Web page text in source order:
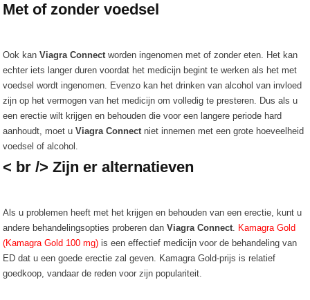
Met of zonder voedsel
Ook kanViagra Connectworden ingenomen met of zonder eten. Het kan
echter iets langer duren voordat het medicijn begint te werken als het met
voedsel wordt ingenomen. Evenzo kan het drinken van alcohol van invloed
zijn op het vermogen van het medicijn om volledig te presteren. Dus als u
een erectie wilt krijgen en behouden die voor een langere periode hard
aanhoudt, moet uViagra Connectniet innemen met een grote hoeveelheid
voedsel of alcohol.
< br /> Zijn er alternatieven
Als u problemen heeft met het krijgen en behouden van een erectie, kunt u
andere behandelingsopties proberen danViagra Connect. Kamagra Gold
(Kamagra Gold 100 mg) is een effectief medicijn voor de behandeling van
ED dat u een goede erectie zal geven. Kamagra Gold-prijs is relatief
goedkoop, vandaar de reden voor zijn populariteit.